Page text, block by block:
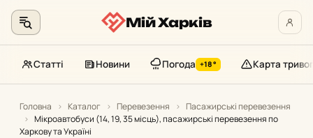
контенту
Мій Харків
Статті Новини Погода +18° Карта тривог
Головна › Каталог › Перевезення › Пасажирські перевезення
› Мікроавтобуси (14, 19, 35 місць), пасажирські перевезення по
Харкову та Україні